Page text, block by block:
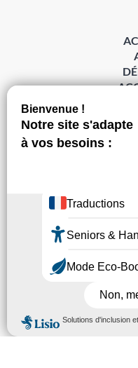
Sur les
POLITIQUE DE